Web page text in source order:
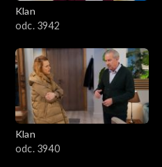
Klan
odc. 3942
Klan
odc. 3940